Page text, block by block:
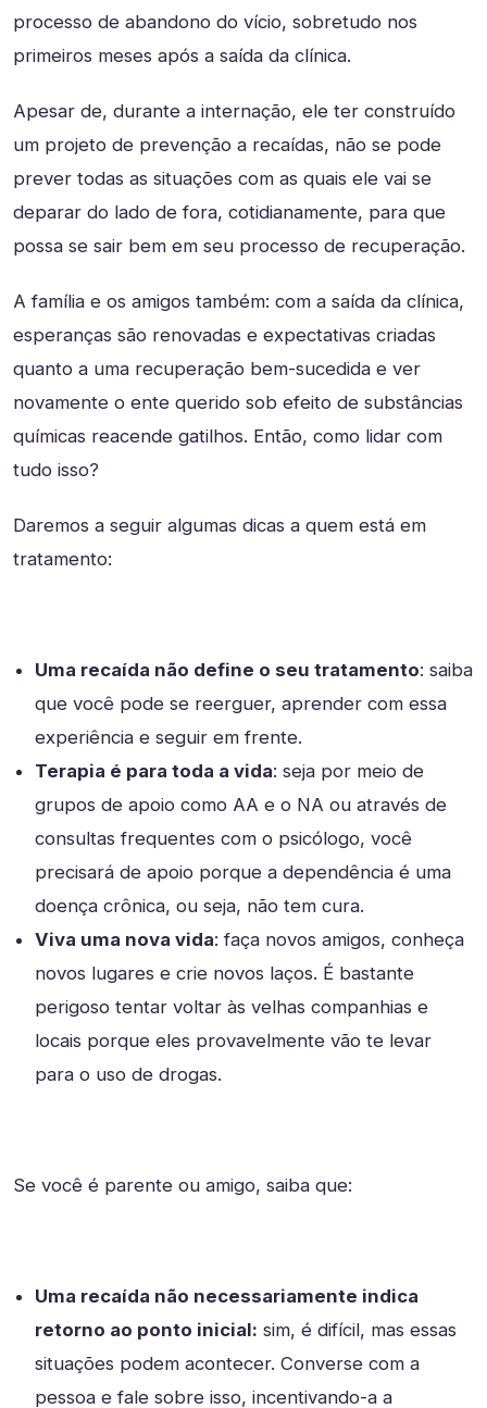
processo de abandono do vício, sobretudo nos
primeiros meses após a saída da clínica.
Apesar de, durante a internação, ele ter construído
um projeto de prevenção a recaídas, não se pode
prever todas as situações com as quais ele vai se
deparar do lado de fora, cotidianamente, para que
possa se sair bem em seu processo de recuperação.
A família e os amigos também: com a saída da clínica,
esperanças são renovadas e expectativas criadas
quanto a uma recuperação bem-sucedida e ver
novamente o ente querido sob efeito de substâncias
químicas reacende gatilhos. Então, como lidar com
tudo isso?
Daremos a seguir algumas dicas a quem está em
tratamento:
Uma recaída não define o seu tratamento: saiba
que você pode se reerguer, aprender com essa
experiência e seguir em frente.
Terapia é para toda a vida: seja por meio de
grupos de apoio como AA e o NA ou através de
consultas frequentes com o psicólogo, você
precisará de apoio porque a dependência é uma
doença crônica, ou seja, não tem cura.
Viva uma nova vida: faça novos amigos, conheça
novos lugares e crie novos laços. É bastante
perigoso tentar voltar às velhas companhias e
locais porque eles provavelmente vão te levar
para o uso de drogas.
Se você é parente ou amigo, saiba que:
Uma recaída não necessariamente indica
retorno ao ponto inicial: sim, é difícil, mas essas
situações podem acontecer. Converse com a
pessoa e fale sobre isso, incentivando-a a